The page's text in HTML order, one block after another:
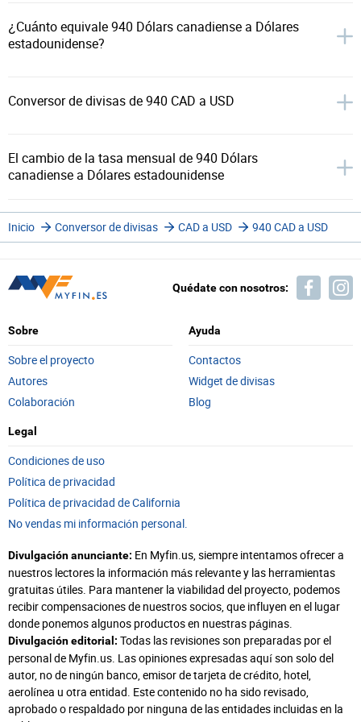
¿Cuánto equivale 940 Dólars canadiense a Dólares
estadounidense?
Conversor de divisas de 940 CAD a USD
El cambio de la tasa mensual de 940 Dólars
canadiense a Dólares estadounidense
Inicio Conversor de divisas CAD a USD 940 CAD a USD
Quédate con nosotros:
Sobre
Sobre el proyecto
Autores
Colaboración
Ayuda
Contactos
Widget de divisas
Blog
Legal
Condiciones de uso
Política de privacidad
Política de privacidad de California
No vendas mi información personal.
Divulgación anunciante: En Myfin.us, siempre intentamos ofrecer a
nuestros lectores la información más relevante y las herramientas
gratuitas útiles. Para mantener la viabilidad del proyecto, podemos
recibir compensaciones de nuestros socios, que influyen en el lugar
donde ponemos algunos productos en nuestras páginas.
Divulgación editorial: Todas las revisiones son preparadas por el
personal de Myfin.us. Las opiniones expresadas aquí son solo del
autor, no de ningún banco, emisor de tarjeta de crédito, hotel,
aerolínea u otra entidad. Este contenido no ha sido revisado,
aprobado o respaldado por ninguna de las entidades incluidas en la